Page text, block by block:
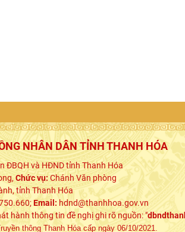
NHÂN DÂN TỈNH THANH HÓA
ĐBQH và HĐND tỉnh Thanh Hóa
Chức vụ:Chánh Văn phòng
tỉnh Thanh Hóa
Email: hdnd@thanhhoa.gov.vn
hành thông tin đề nghị ghi rõ nguồn: "
thông Thanh Hóa cấp ngày 06/10/2021.